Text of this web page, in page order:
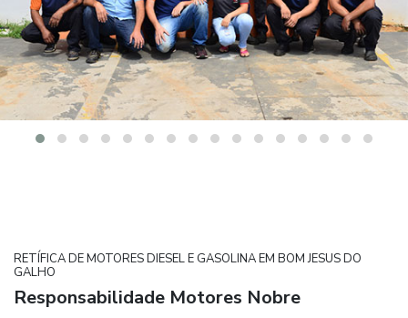
RETÍFICA DE MOTORES DIESEL E GASOLINA EM BOM JESUS DO
GALHO
Responsabilidade Motores Nobre